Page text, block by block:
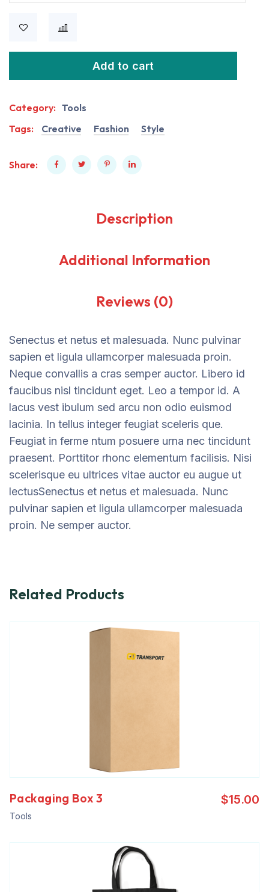
Add to cart
Category: Tools
Tags:
Creative Fashion Style
Share:
Description
Additional Information
Reviews (0)
Senectus et netus et malesuada. Nunc pulvinar
sapien et ligula ullamcorper malesuada proin.
Neque convallis a cras semper auctor. Libero id
faucibus nisl tincidunt eget. Leo a tempor id. A
lacus vest ibulum sed arcu non odio euismod
lacinia. In tellus integer feugiat sceleris que.
Feugiat in ferme ntum posuere urna nec tincidunt
praesent. Porttitor rhonc elementum facilisis. Nisi
scelerisque eu ultrices vitae auctor eu augue ut
lectusSenectus et netus et malesuada. Nunc
pulvinar sapien et ligula ullamcorper malesuada
proin. Ne semper auctor.
Related Products
Packaging Box 3
Tools
$15.00